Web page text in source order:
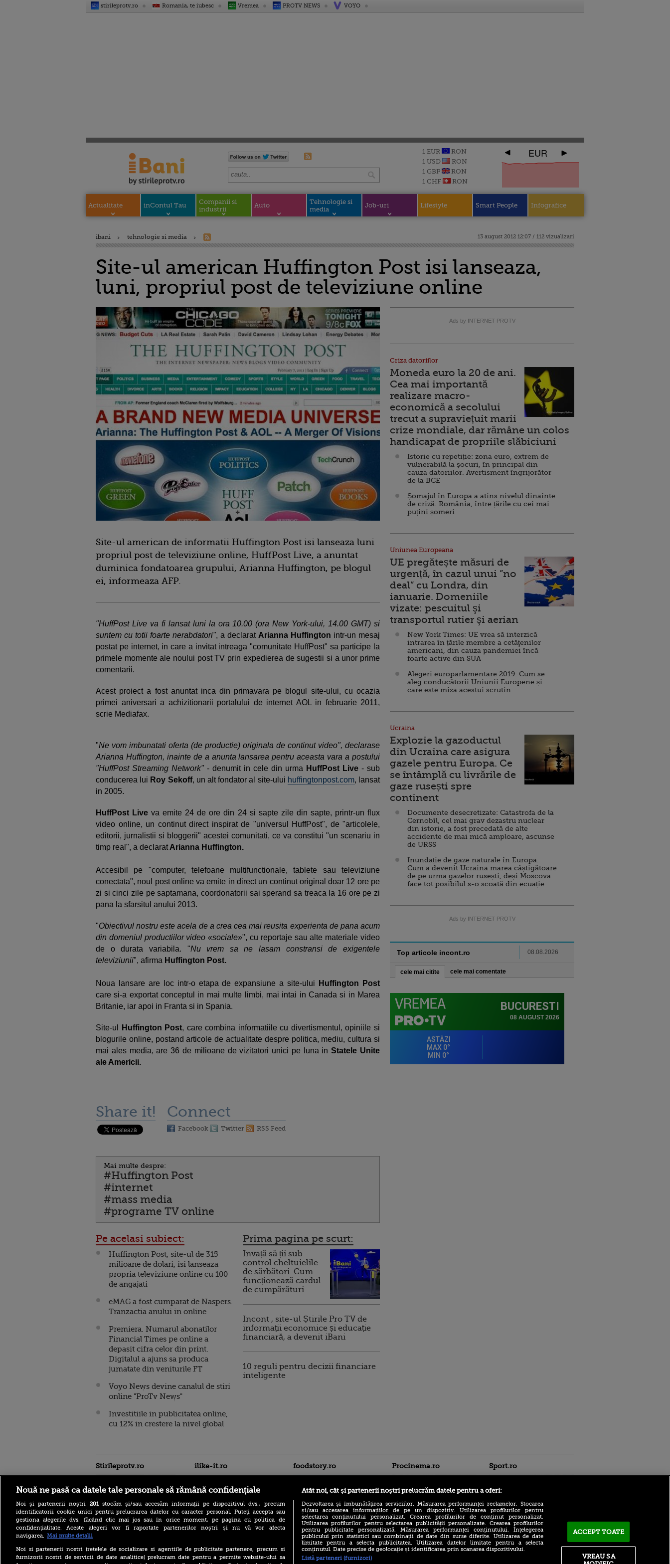
stirileprotv.ro Romania, te iubesc Vremea PROTV NEWS VOYO
1 EUR
RON
1 USD
RON
1 GBP
RON
1 CHF
RON
EUR
Actualitate inContul Tau
Companii si
industrii
Auto
Tehnologie si
media
Job-uri Lifestyle Smart People Infografice
ibani tehnologie si media 13 august 2012 12:07 / 112 vizualizari
Site-ul american Huffington Post isi lanseaza,
luni, propriul post de televiziune online
Site-ul american de informatii Huffington Post isi lanseaza luni
propriul post de televiziune online, HuffPost Live, a anuntat
duminica fondatoarea grupului, Arianna Huffington, pe blogul
ei, informeaza AFP.
"HuffPost Live va fi lansat luni la ora 10.00 (ora New York-ului, 14.00 GMT) si
suntem cu totii foarte nerabdatori", a declarat Arianna Huffington intr-un mesaj
postat pe internet, in care a invitat intreaga "comunitate HuffPost" sa participe la
primele momente ale noului post TV prin expedierea de sugestii si a unor prime
comentarii.
Acest proiect a fost anuntat inca din primavara pe blogul site-ului, cu ocazia
primei aniversari a achizitionarii portalului de internet AOL in februarie 2011,
scrie Mediafax.
"Ne vom imbunatati oferta (de productie) originala de continut video", declarase
Arianna Huffington, inainte de a anunta lansarea pentru aceasta vara a postului
"HuffPost Streaming Network" - denumit in cele din urma HuffPost Live - sub
conducerea lui Roy Sekoff, un alt fondator al site-ului huffingtonpost.com, lansat
in 2005.
HuffPost Live va emite 24 de ore din 24 si sapte zile din sapte, printr-un flux
video online, un continut direct inspirat de "universul HuffPost", de "articolele,
editorii, jurnalistii si bloggerii" acestei comunitati, ce va constitui "un scenariu in
timp real", a declaratArianna Huffington.
Accesibil pe "computer, telefoane multifunctionale, tablete sau televiziune
conectata", noul post online va emite in direct un continut original doar 12 ore pe
zi si cinci zile pe saptamana, coordonatorii sai sperand sa treaca la 16 ore pe zi
pana la sfarsitul anului 2013.
"Obiectivul nostru este acela de a crea cea mai reusita experienta de pana acum
din domeniul productiilor video «sociale»", cu reportaje sau alte materiale video
de o durata variabila. "Nu vrem sa ne lasam constransi de exigentele
televiziunii", afirma Huffington Post.
Noua lansare are loc intr-o etapa de expansiune a site-ului
Huffington Post
care si-a exportat conceptul in mai multe limbi, mai intai in Canada si in Marea
Britanie, iar apoi in Franta si in Spania.
Site-ul Huffington Post, care combina informatiile cu divertismentul, opiniile si
blogurile online, postand articole de actualitate despre politica, mediu, cultura si
mai ales media, are 36 de milioane de vizitatori unici pe luna inStatele Unite
ale Americii.
Share it! Connect
Facebook Twitter RSS Feed
Mai multe despre:
#Huffington Post
#internet
#mass media
#programe TV online
Pe acelasi subiect:
Huffington Post, site-ul de 315
milioane de dolari, isi lanseaza
propria televiziune online cu 100
de angajati
eMAG a fost cumparat de Naspers.
Tranzactia anului in online
Premiera. Numarul abonatilor
Financial Times pe online a
depasit cifra celor din print.
Digitalul a ajuns sa produca
jumatate din veniturile FT
Voyo News devine canalul de stiri
online "ProTv News"
Investitiile in publicitatea online,
cu 12% in crestere la nivel global
Prima pagina pe scurt:
Invață să ții sub
control cheltuielile
de sărbători. Cum
funcționează cardul
de cumpărături
Incont , site-ul Știrile Pro TV de
informații economice și educație
financiară, a devenit iBani
10 reguli pentru decizii financiare
inteligente
Ads by INTERNET PROTV
Criza datoriilor
Moneda euro la 20 de ani.
Cea mai importantă
realizare macro-
economică a secolului
trecut a supraviețuit marii
crize mondiale, dar rămâne un colos
handicapat de propriile slăbiciuni
Istorie cu repetiție: zona euro, extrem de
vulnerabilă la șocuri, în principal din
cauza datoriilor. Avertisment îngrijorător
de la BCE
Șomajul în Europa a atins nivelul dinainte
de criză. România, între țările cu cei mai
puțini șomeri
Uniunea Europeana
UE pregătește măsuri de
urgență, în cazul unui ”no
deal” cu Londra, din
ianuarie. Domeniile
vizate: pescuitul şi
transportul rutier şi aerian
New York Times: UE vrea să interzică
intrarea în țările membre a cetăţenilor
americani, din cauza pandemiei încă
foarte active din SUA
Alegeri europarlamentare 2019: Cum se
aleg conducătorii Uniunii Europene și
care este miza acestui scrutin
Ucraina
Explozie la gazoductul
din Ucraina care asigura
gazele pentru Europa. Ce
se întâmplă cu livrările de
gaze rusești spre
continent
Documente desecretizate: Catastrofa de la
Cernobîl, cel mai grav dezastru nuclear
din istorie, a fost precedată de alte
accidente de mai mică amploare, ascunse
de URSS
Inundație de gaze naturale în Europa.
Cum a devenit Ucraina marea câștigătoare
de pe urma gazelor rusești, deși Moscova
face tot posibilul s-o scoată din ecuație
Ads by INTERNET PROTV
Top articole incont.ro 08.08.2026
cele mai citite cele mai comentate
Stirileprotv.ro
președinția Ungariei.
Numele care intră în cursa
ilike-it.ro foodstory.ro
(P) Descoperă Lumea
Evenimentelor din România
cu Transilvania Events!
Procinema.ro
Nikolaj Coster-Waldau din
Urzeala Tronurilor și
Sport.ro
OUT de la Universitatea
Craiova! Oltenii au făcut
anunțul
Nouă ne pasă ca datele tale personale să rămână confidențiale
Noi și partenerii noștri 201stocăm și/sau accesăm informații pe dispozitivul dvs., precum
identificatorii cookie unici pentru prelucrarea datelor cu caracter personal. Puteți accepta sau
gestiona alegerile dvs. făcând clic mai jos sau în orice moment, pe pagina cu politica de
confidențialitate. Aceste alegeri vor fi raportate partenerilor noștri și nu vă vor afecta
navigarea. Mai multe detalii
Noi si partenerii nostri (retelele de socializare si agentiile de publicitate partenere, precum si
furnizorii nostri de servicii de date analitice) prelucram date pentru a permite website-ului sa
Atât noi, cât și partenerii noștri prelucrăm datele pentru a oferi:
Dezvoltarea și îmbunătățirea serviciilor. Măsurarea performanței reclamelor. Stocarea
și/sau accesarea informațiilor de pe un dispozitiv. Utilizarea profilurilor pentru
selectarea conținutului personalizat. Crearea profilurilor de conținut personalizat.
Utilizarea profilurilor pentru selectarea publicității personalizate. Crearea profilurilor
pentru publicitate personalizată. Măsurarea performanței conținutului. Înțelegerea
publicului prin statistici sau combinații de date din surse diferite. Utilizarea de date
limitate pentru a selecta publicitatea. Utilizarea datelor limitate pentru a selecta
conținutul. Date precise de geolocație și identificarea prin scanarea dispozitivului.
Listă parteneri (furnizori)
ACCEPT TOATE
VREAU SA